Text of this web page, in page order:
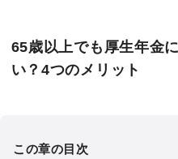
65歳以上でも厚生年金
い？4つのメリット
この章の目次